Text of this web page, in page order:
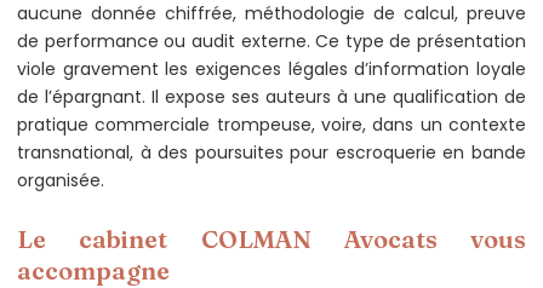
aucune donnée chiffrée, méthodologie de calcul, preuve
de performance ou audit externe. Ce type de présentation
viole gravement les exigences légales d’information loyale
de l’épargnant. Il expose ses auteurs à une qualification de
pratique commerciale trompeuse, voire, dans un contexte
transnational, à des poursuites pour escroquerie en bande
organisée.
Le cabinet COLMAN Avocats vous
accompagne